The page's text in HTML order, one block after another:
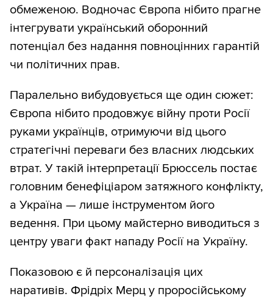
обмеженою. Водночас Європа нібито прагне
інтегрувати український оборонний
потенціал без надання повноцінних гарантій
чи політичних прав.
Паралельно вибудовується ще один сюжет:
Європа нібито продовжує війну проти Росії
руками українців, отримуючи від цього
стратегічні переваги без власних людських
втрат. У такій інтерпретації Брюссель постає
головним бенефіціаром затяжного конфлікту,
а Україна — лише інструментом його
ведення. При цьому майстерно виводиться з
центру уваги факт нападу Росії на Україну.
Показовою є й персоналізація цих
наративів. Фрідріх Мерц у проросійському